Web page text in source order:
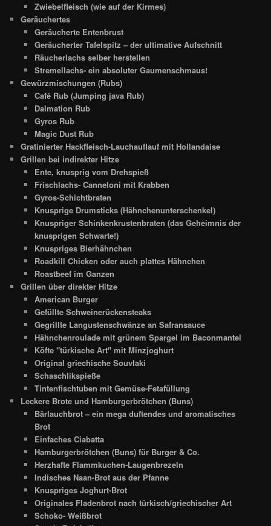
Zwiebelfleisch (wie auf der Kirmes)
Geräuchertes
Geräucherte Entenbrust
Geräucherter Tafelspitz – der ultimative Aufschnitt
Räucherlachs selber herstellen
Stremellachs- ein absoluter Gaumenschmaus!
Gewürzmischungen (Rubs)
Café Rub (Jumping java Rub)
Dalmation Rub
Gyros Rub
Magic Dust Rub
Gratinierter Hackfleisch-Lauchauflauf mit Hollandaise
Grillen bei indirekter Hitze
Ente, knusprig vom Drehspieß
Frischlachs- Canneloni mit Krabben
Gyros-Schichtbraten
Knusprige Drumsticks (Hähnchenunterschenkel)
Knuspriger Schinkenkrustenbraten (das Geheimnis der
knusprigen Schwarte!)
Knuspriges Bierhähnchen
Roadkill Chicken oder auch plattes Hähnchen
Roastbeef im Ganzen
Grillen über direkter Hitze
American Burger
Gefüllte Schweinerückensteaks
Gegrillte Langustenschwänze an Safransauce
Hähnchenroulade mit grünem Spargel im Baconmantel
Köfte "türkische Art" mit Minzjoghurt
Original griechische Souvlaki
Schaschlikspieße
Tintenfischtuben mit Gemüse-Fetafüllung
Leckere Brote und Hamburgerbrötchen (Buns)
Bärlauchbrot – ein mega duftendes und aromatisches
Brot
Einfaches Ciabatta
Hamburgerbrötchen (Buns) für Burger & Co.
Herzhafte Flammkuchen-Laugenbrezeln
Indisches Naan-Brot aus der Pfanne
Knuspriges Joghurt-Brot
Originales Fladenbrot nach türkisch/griechischer Art
Schoko- Weißbrot